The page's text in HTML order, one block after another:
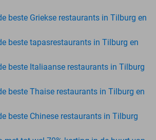
beste Griekse restaurants in Tilburg en
beste tapasrestaurants in Tilburg en
beste Italiaanse restaurants in Tilburg
beste Thaise restaurants in Tilburg en
beste Chinese restaurants in Tilburg